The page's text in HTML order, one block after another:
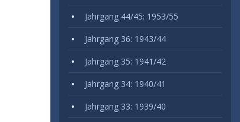
Jahrgang 44/45: 1953/55
Jahrgang 36: 1943/44
Jahrgang 35: 1941/42
Jahrgang 34: 1940/41
Jahrgang 33: 1939/40